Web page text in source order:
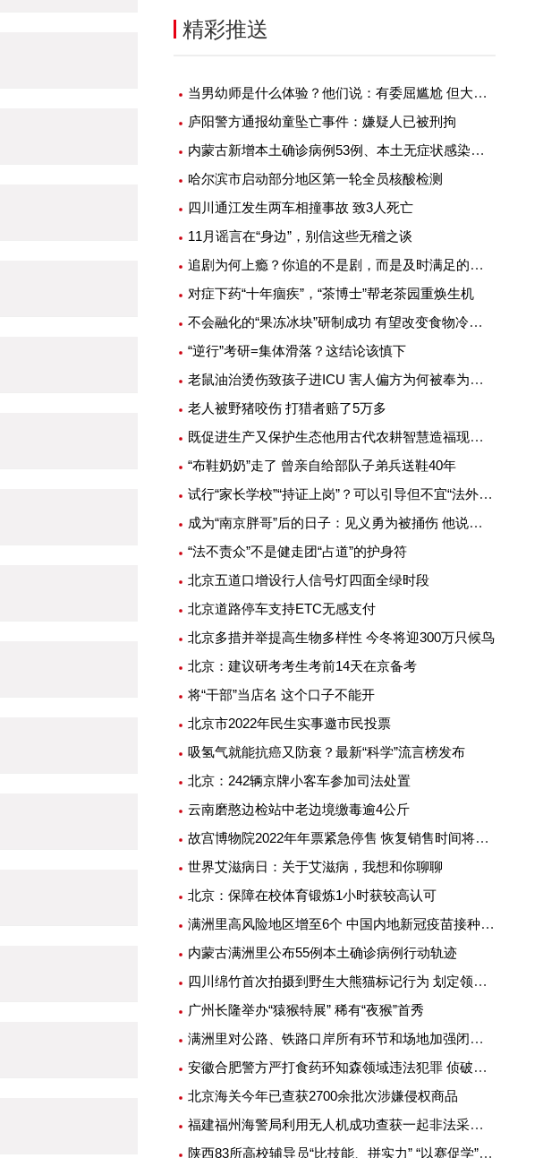
精彩推送
当男幼师是什么体验？他们说：有委屈尴尬 但大部分是幸福
庐阳警方通报幼童坠亡事件：嫌疑人已被刑拘
内蒙古新增本土确诊病例53例、本土无症状感染者1例
哈尔滨市启动部分地区第一轮全员核酸检测
四川通江发生两车相撞事故 致3人死亡
11月谣言在“身边”，别信这些无稽之谈
追剧为何上瘾？你追的不是剧，而是及时满足的快感
对症下药“十年痼疾”，“茶博士”帮老茶园重焕生机
不会融化的“果冻冰块”研制成功 有望改变食物冷藏方式
“逆行”考研=集体滑落？这结论该慎下
老鼠油治烫伤致孩子进ICU 害人偏方为何被奉为灵丹妙药
老人被野猪咬伤 打猎者赔了5万多
既促进生产又保护生态他用古代农耕智慧造福现代农业
“布鞋奶奶”走了 曾亲自给部队子弟兵送鞋40年
试行“家长学校”“持证上岗”？可以引导但不宜“法外加槛”
成为“南京胖哥”后的日子：见义勇为被捅伤 他说不后悔
“法不责众”不是健走团“占道”的护身符
北京五道口增设行人信号灯四面全绿时段
北京道路停车支持ETC无感支付
北京多措并举提高生物多样性 今冬将迎300万只候鸟
北京：建议研考考生考前14天在京备考
将“干部”当店名 这个口子不能开
北京市2022年民生实事邀市民投票
吸氢气就能抗癌又防衰？最新“科学”流言榜发布
北京：242辆京牌小客车参加司法处置
云南磨憨边检站中老边境缴毒逾4公斤
故宫博物院2022年年票紧急停售 恢复销售时间将另行公告
世界艾滋病日：关于艾滋病，我想和你聊聊
北京：保障在校体育锻炼1小时获较高认可
满洲里高风险地区增至6个 中国内地新冠疫苗接种超25亿剂次
内蒙古满洲里公布55例本土确诊病例行动轨迹
四川绵竹首次拍摄到野生大熊猫标记行为 划定领地或吸引异性
广州长隆举办“猿猴特展” 稀有“夜猴”首秀
满洲里对公路、铁路口岸所有环节和场地加强闭环管理
安徽合肥警方严打食药环知森领域违法犯罪 侦破重特大案件14起
北京海关今年已查获2700余批次涉嫌侵权商品
福建福州海警局利用无人机成功查获一起非法采矿案
陕西83所高校辅导员“比技能、拼实力” “以赛促学”提升专业素质